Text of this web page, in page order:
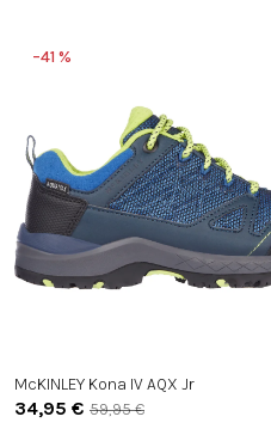
–41 %
McKINLEY Kona IV AQX Jr
34,95 € 59,95 €